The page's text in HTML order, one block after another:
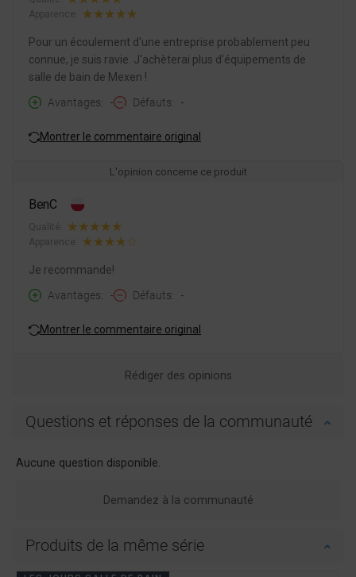
Apparence:
Pour un écoulement d'une entreprise probablement peu
connue, je suis ravie. J'achèterai plus d'équipements de
salle de bain de Mexen !
Avantages
- Défauts -
Montrer le commentaire original
L'opinion concerne ce produit
BenC
Qualité:
Apparence:
Je recommande!
Avantages
- Défauts -
Montrer le commentaire original
Rédiger des opinions
Questions et réponses de la communauté
Aucune question disponible.
Demandez à la communauté
Produits de la même série